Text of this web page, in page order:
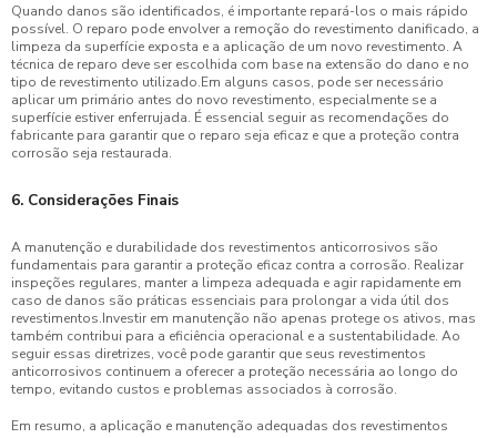
Quando danos são identificados, é importante repará-los o mais rápido
possível. O reparo pode envolver a remoção do revestimento danificado, a
limpeza da superfície exposta e a aplicação de um novo revestimento. A
técnica de reparo deve ser escolhida com base na extensão do dano e no
tipo de revestimento utilizado.Em alguns casos, pode ser necessário
aplicar um primário antes do novo revestimento, especialmente se a
superfície estiver enferrujada. É essencial seguir as recomendações do
fabricante para garantir que o reparo seja eficaz e que a proteção contra
corrosão seja restaurada.
6. Considerações Finais
A manutenção e durabilidade dos revestimentos anticorrosivos são
fundamentais para garantir a proteção eficaz contra a corrosão. Realizar
inspeções regulares, manter a limpeza adequada e agir rapidamente em
caso de danos são práticas essenciais para prolongar a vida útil dos
revestimentos.Investir em manutenção não apenas protege os ativos, mas
também contribui para a eficiência operacional e a sustentabilidade. Ao
seguir essas diretrizes, você pode garantir que seus revestimentos
anticorrosivos continuem a oferecer a proteção necessária ao longo do
tempo, evitando custos e problemas associados à corrosão.
Em resumo, a aplicação e manutenção adequadas dos revestimentos